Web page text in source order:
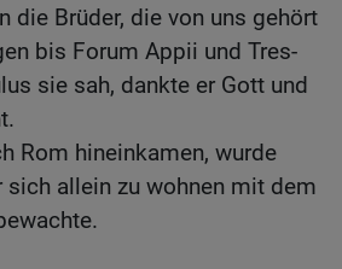
die Brüder, die von uns gehört
bis Forum Appii und Tres-
sie sah, dankte er Gott und
Rom hineinkamen, wurde
sich allein zu wohnen mit dem